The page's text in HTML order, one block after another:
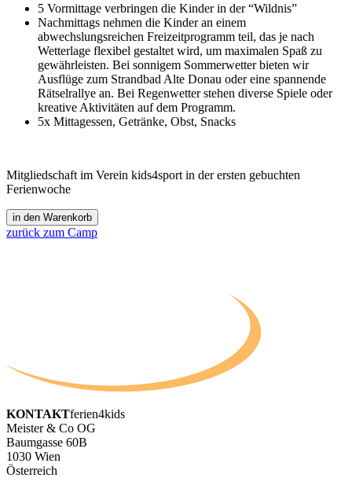
5 Vormittage verbringen die Kinder in der “Wildnis”
Nachmittags nehmen die Kinder an einem
abwechslungsreichen Freizeitprogramm teil, das je nach
Wetterlage flexibel gestaltet wird, um maximalen Spaß zu
gewährleisten. Bei sonnigem Sommerwetter bieten wir
Ausflüge zum Strandbad Alte Donau oder eine spannende
Rätselrallye an. Bei Regenwetter stehen diverse Spiele oder
kreative Aktivitäten auf dem Programm.
5x Mittagessen, Getränke, Obst, Snacks
Mitgliedschaft im Verein kids4sport in der ersten gebuchten
Ferienwoche
zurück zum Camp
KONTAKTferien4kids
Meister & Co OG
Baumgasse 60B
1030 Wien
Österreich